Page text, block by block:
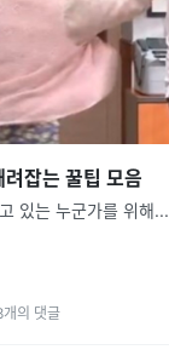
잡는 꿀팁 모음
있는 누군가를 위해...
개의 댓글